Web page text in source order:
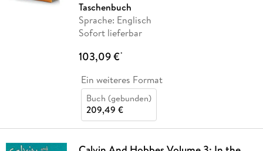
Taschenbuch
Sprache: Englisch
Sofort lieferbar
103,09 €*
Ein weiteres Format
Buch (gebunden)
209,49 €